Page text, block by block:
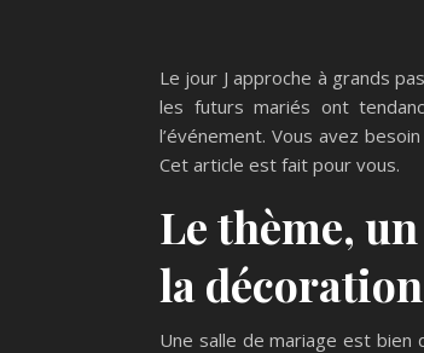
Le jour J approche à grands
les futurs mariés ont
l’événement. Vous avez
Cet article est fait pour vous.
Le thème,
la décoration
Une salle de mariage est bien